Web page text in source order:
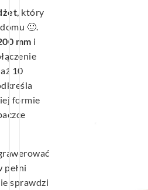
, który
🙂.
mm i
10
formie
sprawdzi